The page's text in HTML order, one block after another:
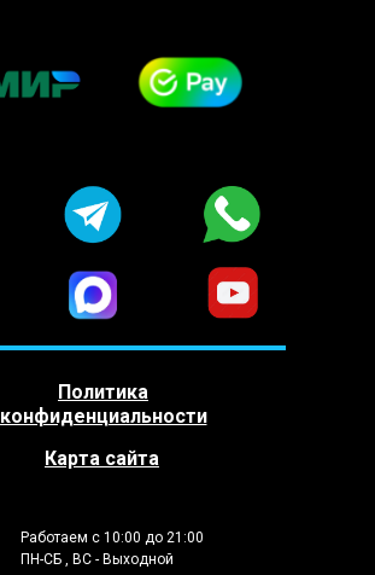
Работаем с 10:00 до 21:00
ПН-СБ , ВС - Выходной
Политика
конфиденциальности
Карта сайта